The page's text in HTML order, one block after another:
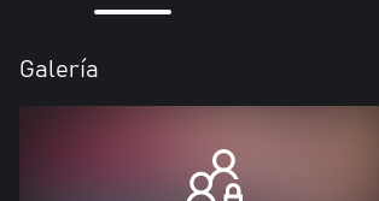
Galería